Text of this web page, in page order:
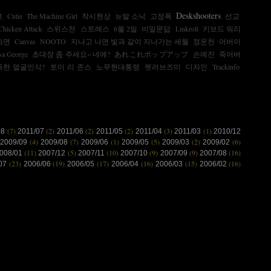
Cutie The Machine Girl 착시현상 뉴발 소닉 고정폭 Deskshooters 선교
Attack 스위스전 스트레스 6월 2일 비밀문답 Linkroll 키보드 워리
면 Canvas NOOTO 지나고 나면 빛과 같이 지나가는 세월 정운천
어버이
George 초대장 좀 주세요~ 네에? あれこれポップアップ 손예진
죽어버
한 얼굴인식? 토미 리 존스 노무현대통령 펫러브즈미 디자인
Trackinfo
(7) 2011/07(2) 2011/06(2) 2011/05(2) 2011/04 (3) 2011/03 (1) 2010/12
2009/09 (4) 2009/08 (7) 2009/06 (1) 2009/05 (5) 2009/03(2) 2009/02(6)
01(11) 2007/12 (5) 2007/11 (10) 2007/10(9) 2007/09 (9) 2007/08(16)
(23) 2006/06(19) 2006/05(17) 2006/04 (16) 2006/03 (15) 2006/02(16)